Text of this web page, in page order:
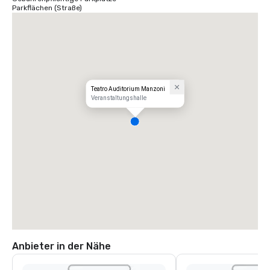
Parkflächen (Straße)
Teatro Auditorium Manzoni
Veranstaltungshalle
Anbieter in der Nähe